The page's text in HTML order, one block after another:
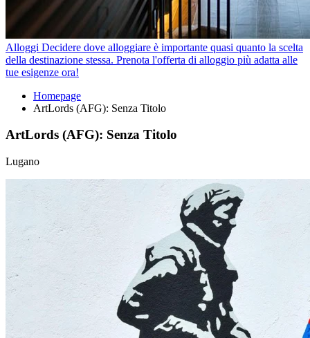
Alloggi Decidere dove alloggiare è importante quasi quanto la scelta
della destinazione stessa. Prenota l'offerta di alloggio più adatta alle
tue esigenze ora!
Homepage
ArtLords (AFG): Senza Titolo
ArtLords (AFG): Senza Titolo
Lugano